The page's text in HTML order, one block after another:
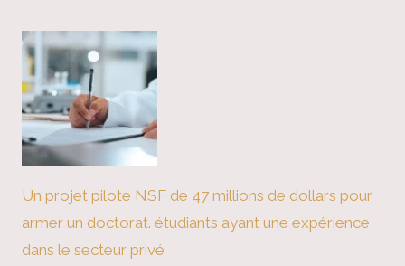
Un projet pilote NSF de 47 millions de dollars pour
armer un doctorat. étudiants ayant une expérience
dans le secteur privé